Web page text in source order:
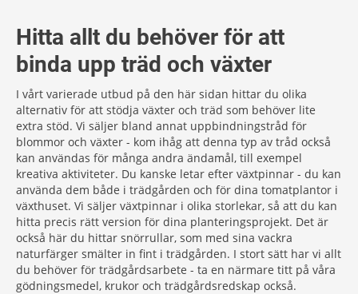
Hitta allt du behöver för att
binda upp träd och växter
I vårt varierade utbud på den här sidan hittar du olika
alternativ för att stödja växter och träd som behöver lite
extra stöd. Vi säljer bland annat uppbindningstråd för
blommor och växter - kom ihåg att denna typ av tråd också
kan användas för många andra ändamål, till exempel
kreativa aktiviteter. Du kanske letar efter växtpinnar - du kan
använda dem både i trädgården och för dina tomatplantor i
växthuset. Vi säljer växtpinnar i olika storlekar, så att du kan
hitta precis rätt version för dina planteringsprojekt. Det är
också här du hittar snörrullar, som med sina vackra
naturfärger smälter in fint i trädgården. I stort sätt har vi allt
du behöver för trädgårdsarbete - ta en närmare titt på våra
gödningsmedel, krukor och trädgårdsredskap också.